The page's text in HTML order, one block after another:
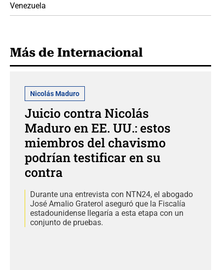
Venezuela
Más de Internacional
Nicolás Maduro
Juicio contra Nicolás
Maduro en EE. UU.: estos
miembros del chavismo
podrían testificar en su
contra
Durante una entrevista con NTN24, el abogado
José Amalio Graterol aseguró que la Fiscalía
estadounidense llegaría a esta etapa con un
conjunto de pruebas.